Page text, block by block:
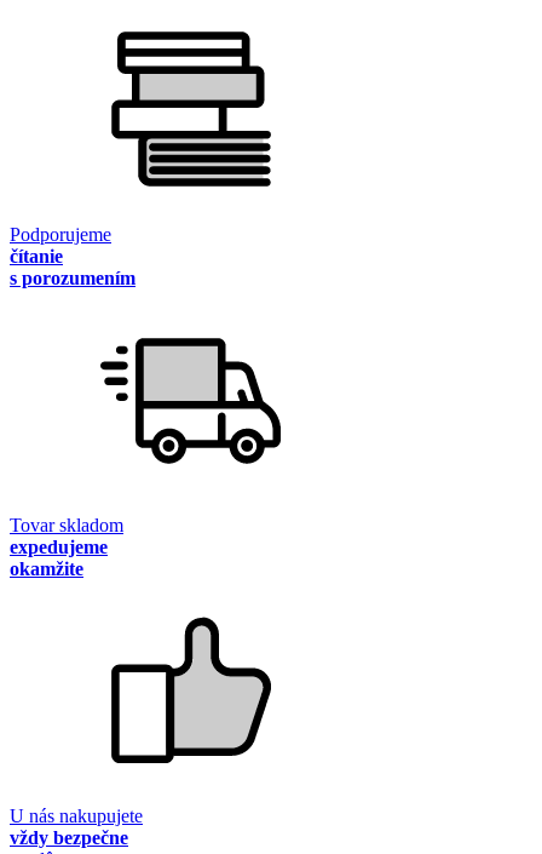
Podporujeme
čítanie
s porozumením
Tovar skladom
expedujeme
okamžite
U nás nakupujete
vždy bezpečne